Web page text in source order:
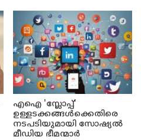
എഐ 'സ്ലോപ്പ്'
ഉള്ളടക്കങ്ങൾക്കെതിരെ
നടപടിയുമായി സോഷ്യൽ
മീഡിയ ഭീമന്മാർ